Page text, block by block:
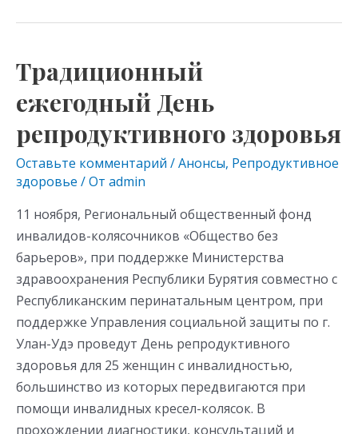
n
kl
as
s
ni
ki
e
a
m
er at
A
p
p
Традиционный
ежегодный День
репродуктивного здоровья
Оставьте комментарий /Анонсы, Репродуктивное
здоровье / От admin
11 ноября, Региональный общественный фонд
инвалидов-колясочников «Общество без
барьеров», при поддержке Министерства
здравоохранения Республики Бурятия совместно с
Республиканским перинатальным центром, при
поддержке Управления социальной защиты по г.
Улан-Удэ проведут День репродуктивного
здоровья для 25 женщин с инвалидностью,
большинство из которых передвигаются при
помощи инвалидных кресел-колясок. В
прохождении диагностики, консультаций и
Традиционный
ежегодный
День
репродуктивного
здоровья